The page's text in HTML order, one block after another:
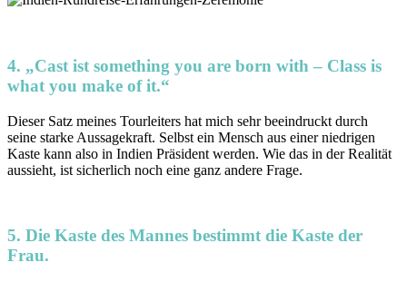
4. „Cast ist something you are born with – Class is
what you make of it.“
Dieser Satz meines Tourleiters hat mich sehr beeindruckt durch
seine starke Aussagekraft. Selbst ein Mensch aus einer niedrigen
Kaste kann also in Indien Präsident werden. Wie das in der Realität
aussieht, ist sicherlich noch eine ganz andere Frage.
5. Die Kaste des Mannes bestimmt die Kaste der
Frau.